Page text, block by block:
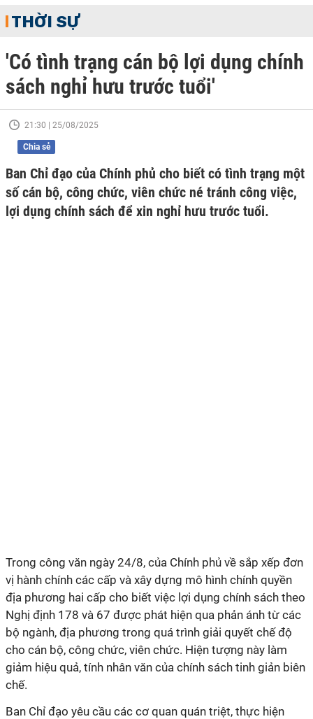
THỜI SỰ
'Có tình trạng cán bộ lợi dụng chính
sách nghỉ hưu trước tuổi'
21:30 | 25/08/2025
Chia sẻ
Ban Chỉ đạo của Chính phủ cho biết có tình trạng một
số cán bộ, công chức, viên chức né tránh công việc,
lợi dụng chính sách để xin nghỉ hưu trước tuổi.
Trong công văn ngày 24/8, của Chính phủ về sắp xếp đơn
vị hành chính các cấp và xây dựng mô hình chính quyền
địa phương hai cấp cho biết việc lợi dụng chính sách theo
Nghị định 178 và 67 được phát hiện qua phản ánh từ các
bộ ngành, địa phương trong quá trình giải quyết chế độ
cho cán bộ, công chức, viên chức. Hiện tượng này làm
giảm hiệu quả, tính nhân văn của chính sách tinh giản biên
chế.
Ban Chỉ đạo yêu cầu các cơ quan quán triệt, thực hiện